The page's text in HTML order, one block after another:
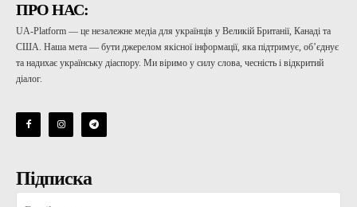
ПРО НАС:
UA-Platform — це незалежне медіа для українців у Великій Британії, Канаді та
США. Наша мета — бути джерелом якісної інформації, яка підтримує, об’єднує
та надихає українську діаспору. Ми віримо у силу слова, чесність і відкритий
діалог.
Підписка